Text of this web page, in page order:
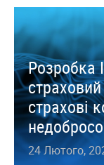
Розробка
страхові
24 Лютого,